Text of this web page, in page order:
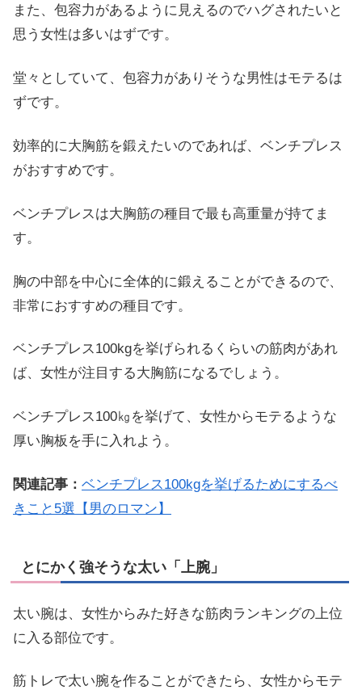
また、包容力があるように見えるのでハグされたいと
思う女性は多いはずです。
堂々としていて、包容力がありそうな男性はモテるは
ずです。
効率的に大胸筋を鍛えたいのであれば、ベンチプレス
がおすすめです。
ベンチプレスは大胸筋の種目で最も高重量が持てま
す。
胸の中部を中心に全体的に鍛えることができるので、
非常におすすめの種目です。
ベンチプレス100kgを挙げられるくらいの筋肉があれ
ば、女性が注目する大胸筋になるでしょう。
ベンチプレス100㎏を挙げて、女性からモテるような
厚い胸板を手に入れよう。
関連記事： ベンチプレス100kgを挙げるためにするべ
きこと5選【男のロマン】
とにかく強そうな太い「上腕」
太い腕は、女性からみた好きな筋肉ランキングの上位
に入る部位です。
筋トレで太い腕を作ることができたら、女性からモテ